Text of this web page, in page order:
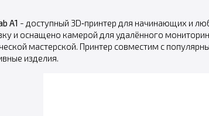
A1 - доступный 3D‑принтер для начинающих и
и оснащено камерой для удалённого
мастерской. Принтер совместим с
изделия.